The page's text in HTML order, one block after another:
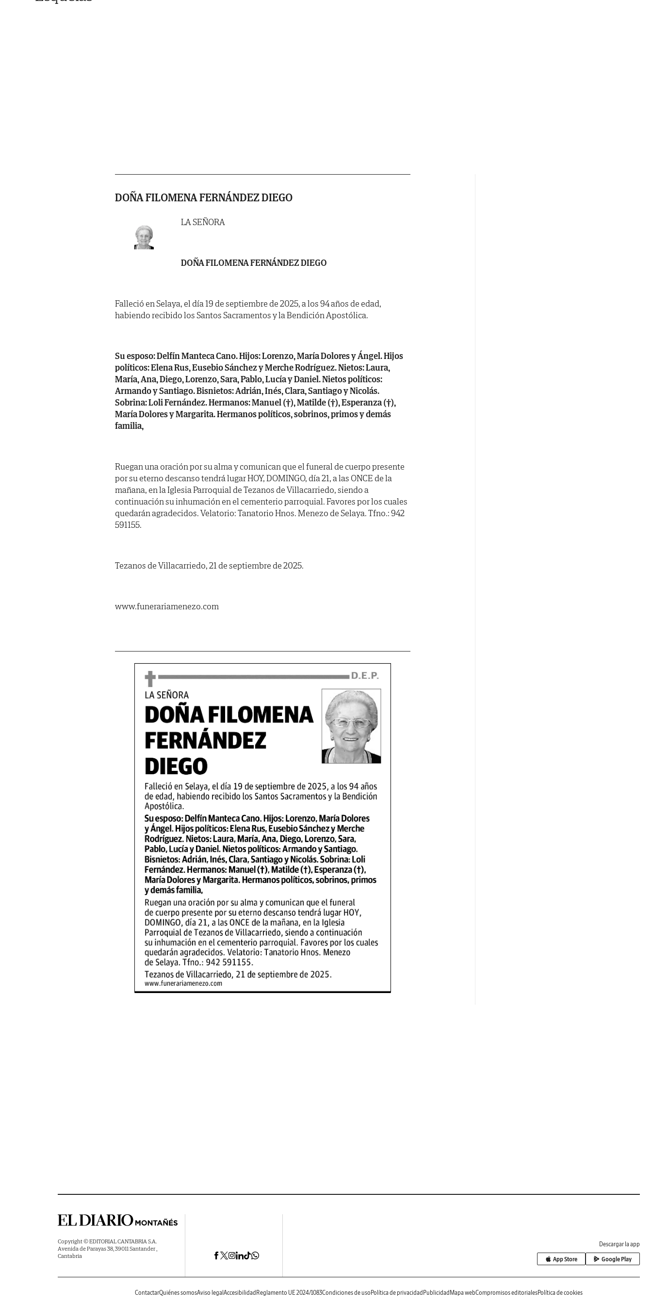
DOÑA FILOMENA FERNÁNDEZ DIEGO
LA SEÑORA
DOÑA FILOMENA FERNÁNDEZ DIEGO
Falleció en Selaya, el día 19 de septiembre de 2025, a los 94 años de edad,
habiendo recibido los Santos Sacramentos y la Bendición Apostólica.
Su esposo: Delfín Manteca Cano. Hijos: Lorenzo, María Dolores y Ángel. Hijos
políticos: Elena Rus, Eusebio Sánchez y Merche Rodríguez. Nietos: Laura,
María, Ana, Diego, Lorenzo, Sara, Pablo, Lucía y Daniel. Nietos políticos:
Armando y Santiago. Bisnietos: Adrián, Inés, Clara, Santiago y Nicolás.
Sobrina: Loli Fernández. Hermanos: Manuel (†), Matilde (†), Esperanza (†),
María Dolores y Margarita. Hermanos políticos, sobrinos, primos y demás
familia,
Ruegan una oración por su alma y comunican que el funeral de cuerpo presente
por su eterno descanso tendrá lugar HOY, DOMINGO, día 21, a las ONCE de la
mañana, en la Iglesia Parroquial de Tezanos de Villacarriedo, siendo a
continuación su inhumación en el cementerio parroquial. Favores por los cuales
quedarán agradecidos. Velatorio: Tanatorio Hnos. Menezo de Selaya. Tfno.: 942
591155.
Tezanos de Villacarriedo, 21 de septiembre de 2025.
www.funerariamenezo.com
Copyright © EDITORIAL CANTABRIA S.A.
Avenida de Parayas 38, 39011 Santander ,
Cantabria
Descargar la app
App Store Google Play
ContactarQuiénes somosAviso legal Accesibilidad Reglamento UE 2024/1083Condiciones de uso Política de privacidad Publicidad Mapa webCompromisos editorialesPolítica de cookies